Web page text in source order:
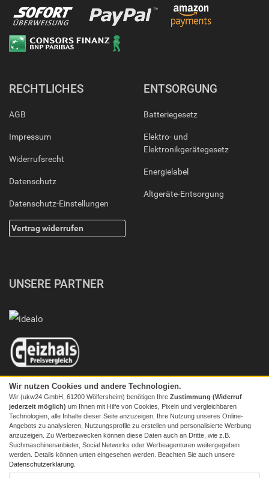
RECHTLICHES
AGB
Impressum
Widerrufsrecht
Datenschutz
Datenschutz-Einstellungen
Vertrag widerrufen
ENTSORGUNG
Batteriegesetz
Elektro- und
Elektronikgerätegesetz
Energielabel
Altgeräte-Entsorgung
UNSERE PARTNER
Wir nutzen Cookies und andere Technologien.
Wir (ukw24 GmbH, 61200 Wölfersheim) benötigen Ihre Zustimmung (Widerruf
jederzeit möglich) um Ihnen mit Hilfe von Cookies, Pixeln und vergleichbaren
Technologien, alle Inhalte dieser Seite anzuzeigen, Ihre Nutzung unseres Online-
Angebots zu analysieren, Nutzungsprofile zu erstellen und personalisierte Werbung
anzuzeigen. Zu Werbezwecken können diese Daten auch an Dritte, wie z.B.
Suchmaschinenanbieter, Social Networks oder Werbeagenturen weitergegeben
werden. Details können unten eingesehen werden. Beachten Sie auch unsere
Datenschutzerklärung